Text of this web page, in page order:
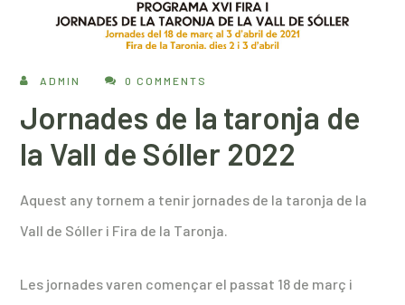
ADMIN 0 COMMENTS
Jornades de la taronja de
la Vall de Sóller 2022
Aquest any tornem a tenir jornades de la taronja de la
Vall de Sóller i Fira de la Taronja.
Les jornades varen començar el passat 18 de març i